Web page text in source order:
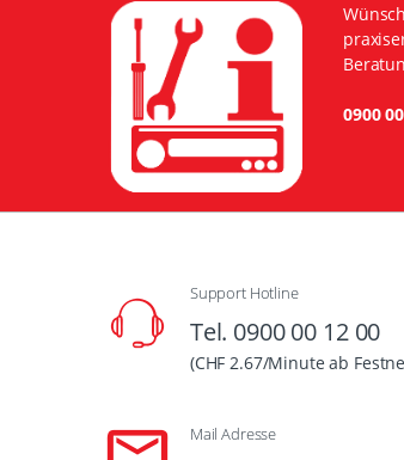
0900
Support Hotline
Tel. 0900 00 12 00
(CHF 2.67/Minute ab
Mail Adresse